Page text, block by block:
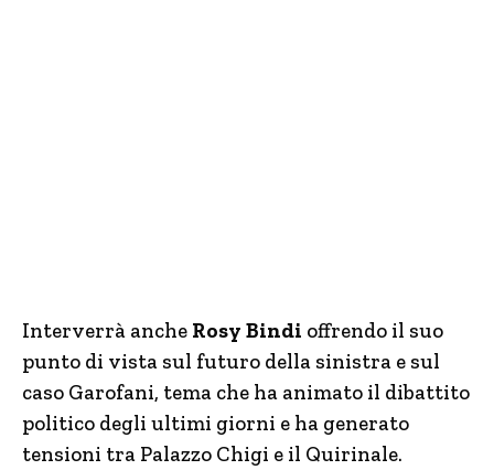
Interverrà anche Rosy Bindi offrendo il suo
punto di vista sul futuro della sinistra e sul
caso Garofani, tema che ha animato il dibattito
politico degli ultimi giorni e ha generato
tensioni tra Palazzo Chigi e il Quirinale.